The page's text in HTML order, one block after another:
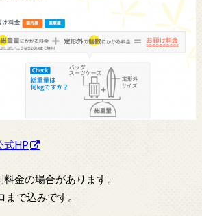
式HP
金の場合があります。
で込みです。